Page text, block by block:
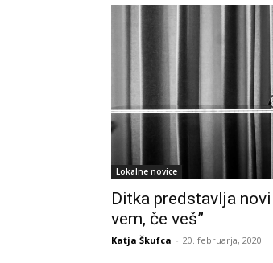
Lokalne novice
Ditka predstavlja
vem, če veš”
Katja Škufca - 20. februarja, 2020